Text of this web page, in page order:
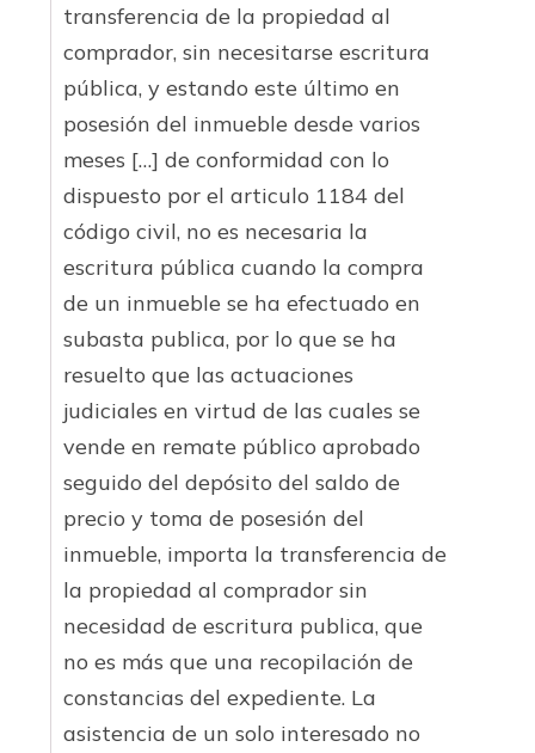
transferencia de la propiedad al
comprador, sin necesitarse escritura
pública, y estando este último en
posesión del inmueble desde varios
meses […] de conformidad con lo
dispuesto por el articulo 1184 del
código civil, no es necesaria la
escritura pública cuando la compra
de un inmueble se ha efectuado en
subasta publica, por lo que se ha
resuelto que las actuaciones
judiciales en virtud de las cuales se
vende en remate público aprobado
seguido del depósito del saldo de
precio y toma de posesión del
inmueble, importa la transferencia de
la propiedad al comprador sin
necesidad de escritura publica, que
no es más que una recopilación de
constancias del expediente. La
asistencia de un solo interesado no